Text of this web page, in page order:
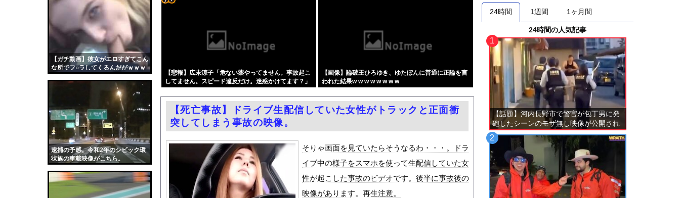
【ガチ動画】彼女がエロすぎてこん
な所でフ○ラしてくるんだがｗｗｗ
逮捕の予感。令和2年のシビック環
状族の車載映像がこちら。
【悲報】最近の漫画出版社、どこの会社もマジでやばいwwwww
石破茂前総理「ウクライナが核放棄しなければロシア侵攻しなかった」！
ミツオカ、新型スポーツカーのティザー画像「第3弾」を公開！
中居正広（無職）、熊本に多額の寄付していた。知人「誰にも知られなくてもいい、と公表し...
【悲報】円安容認派「円安は輸出が伸びで日本経済ホクホク！」⇒ 世界に売る物が無さすぎ...
エロ漫画『どんなお願いでも聞いてくれる同級生と付き合ったら脳みそ破壊されたお話』をr...
【第4弾】FANZA「50％OFFキャンペーン」開催！人気の最新作・AVデビュー作品...
FANZAが夏のAV50％OFFセールを開催 part4
渡邊渚さん「私がPTSDと診断された当時、世間はまだPTSDという言葉は浸透されてい...
職場の人妻と不倫をして、ついに、、、
中国「台風接近！」台風13号「三峡直撃予測」中国「上流大洪水！（三峡上流」中国都市「...
韓国国会、サッカー前代表監督を追及「なぜ負けたのか」
【悲報】広末涼子「危ない薬やってません。事故起こ
してません。スピード違反だけ。迷惑かけてます？」
【画像】論破王ひろゆき、ゆたぼんに普通に正論を言
われた結果w w w w w w w w
自動
更新
【死亡事故】ドライブ生配信していた女性がトラックと正面衝
突してしまう事故の映像。
そりゃ画面を見ていたらそうなるわ・・・。ドラ
イブ中の様子をスマホを使って生配信していた女
性が起こした事故のビデオです。後半に事故後の
映像があります。再生注意。
24時間 1週間 1ヶ月間
24時間の人気記事
【話題】河内長野市で警官が包丁男に発
砲したシーンのモザ無し映像が公開され
る。